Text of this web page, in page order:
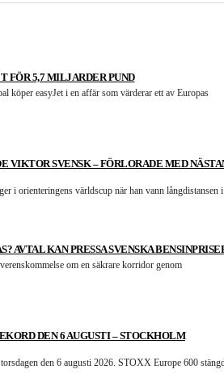
FÖR 5,7 MILJARDER PUND
köper easyJet i en affär som värderar ett av Europas
VIKTOR SVENSK – FÖRLORADE MED
i orienteringens världscup när han vann långdistansen
AVTAL KAN PRESSA SVENSKA
om en säkrare korridor genom
DEN 6 AUGUSTI – STOCKHOLM
den 6 augusti 2026. STOXX Europe 600